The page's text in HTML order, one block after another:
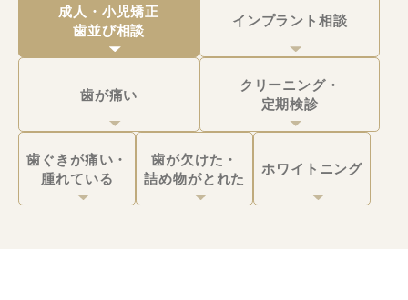
成人・小児矯正
歯並び相談
インプラント相談
歯が痛い
クリーニング・
定期検診
歯ぐきが痛い・
腫れている
歯が欠けた・
詰め物がとれた
ホワイトニング